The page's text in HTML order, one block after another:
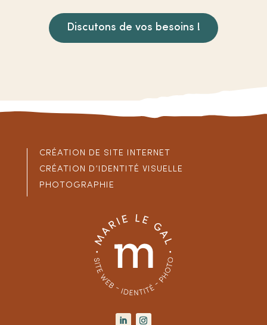
Discutons de vos besoins !
CRÉATION DE SITE INTERNET
CRÉATION D’IDENTITÉ VISUELLE
PHOTOGRAPHIE